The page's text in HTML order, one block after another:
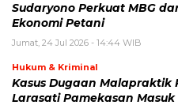
Sudaryono Perkuat MBG
Ekonomi Petani
Jumat, 24 Jul 2026 - 14:44 WIB
Hukum & Kriminal
Kasus Dugaan Malapraktik
Larasati Pamekasan Masuk